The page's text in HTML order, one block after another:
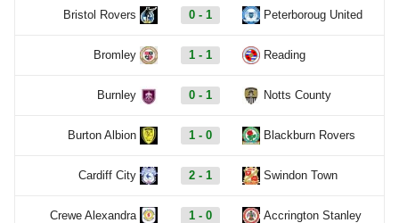
Bristol Rovers 0 - 1 Peterboroug United
Bromley 1 - 1 Reading
Burnley 0 - 1 Notts County
Burton Albion 1 - 0 Blackburn Rovers
Cardiff City 2 - 1 Swindon Town
Crewe Alexandra 1 - 0 Accrington Stanley